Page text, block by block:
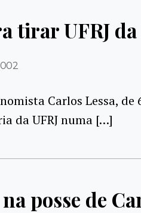
tirar UFRJ
Carlos Lessa, de
da UFRJ numa […]
posse de